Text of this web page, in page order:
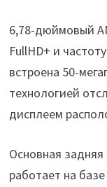
6,78-дюймовый
FullHD+ и
встроена 50-
технологией
дисплеем
Основная
работает на